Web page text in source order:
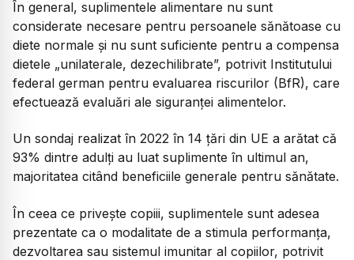
În general, suplimentele alimentare nu sunt
considerate necesare pentru persoanele sănătoase cu
diete normale și nu sunt suficiente pentru a compensa
dietele „unilaterale, dezechilibrate”, potrivit Institutului
federal german pentru evaluarea riscurilor (BfR), care
efectuează evaluări ale siguranței alimentelor.
Un sondaj realizat în 2022 în 14 țări din UE a arătat că
93% dintre adulți au luat suplimente în ultimul an,
majoritatea citând beneficiile generale pentru sănătate.
În ceea ce privește copiii, suplimentele sunt adesea
prezentate ca o modalitate de a stimula performanța,
dezvoltarea sau sistemul imunitar al copiilor, potrivit